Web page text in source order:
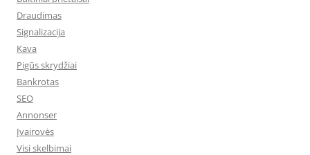
Draudimas
Signalizacija
Kava
Pigūs skrydžiai
Bankrotas
SEO
Annonser
Įvairovės
Visi skelbimai